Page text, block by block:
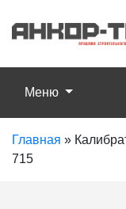
Меню
Главная »
715